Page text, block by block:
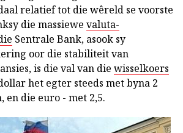
relatief tot die wêreld se voorste
die massiewe valuta-
Sentrale Bank, asook sy
oor die stabiliteit van
is die val van die wisselkoers
het egter steeds met byna 2
en die euro - met 2,5.